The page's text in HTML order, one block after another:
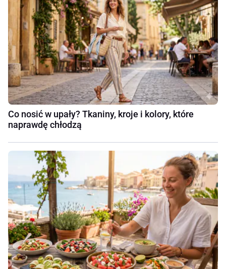
Co nosić w upały? Tkaniny, kroje i kolory, które
naprawdę chłodzą